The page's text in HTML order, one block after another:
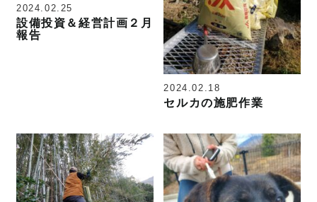
2024.02.25
設備投資＆経営計画２月
報告
2024.02.18
セルカの施肥作業